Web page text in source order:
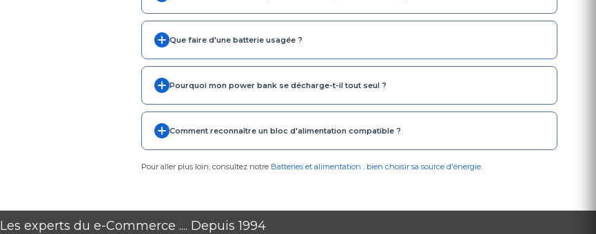
Que faire d'une batterie usagée ?
Pourquoi mon power bank se décharge-t-il tout seul ?
Comment reconnaître un bloc d'alimentation compatible ?
Pour aller plus loin, consultez notre Batteries et alimentation : bien choisir sa source d'énergie.
Les experts du e-Commerce .... Depuis 1994